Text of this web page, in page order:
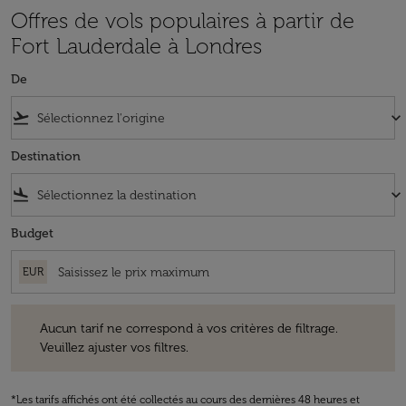
Offres de vols populaires à partir de
Fort Lauderdale à Londres
De
flight_takeoff keyboard_arrow_down
Destination
flight_land keyboard_arrow_down
Budget
EUR
Aucun tarif ne correspond à vos critères de filtrage.
Veuillez ajuster vos filtres.
*Les tarifs affichés ont été collectés au cours des dernières 48 heures et